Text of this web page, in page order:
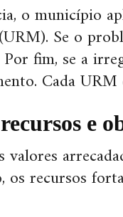
o município
Se o
fim, se a
Cada
e
os recursos